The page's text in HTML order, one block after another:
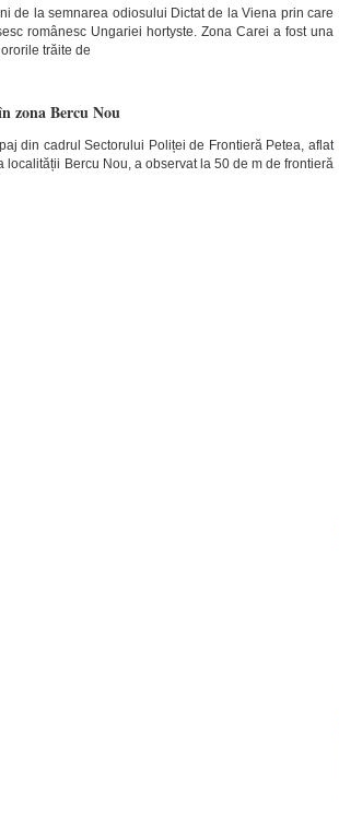
de la semnarea odiosului Dictat de la Viena prin care
românesc Ungariei hortyste. Zona Carei a fost una
trăite de
zona Bercu Nou
din cadrul Sectorului Poliței de Frontieră Petea, aflat
Bercu Nou, a observat la 50 de m de frontieră